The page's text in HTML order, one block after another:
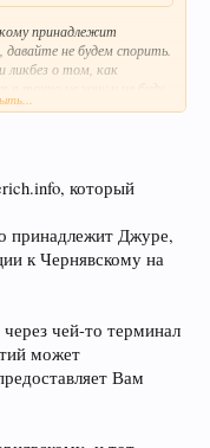
принадлежит
не будем спорить.
о том, как
который
принадлежит Джуре,
к Чернявскому на
чей-то терминал
может
Вам